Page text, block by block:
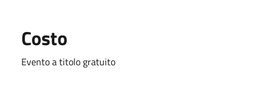
Costo
Evento a titolo gratuito